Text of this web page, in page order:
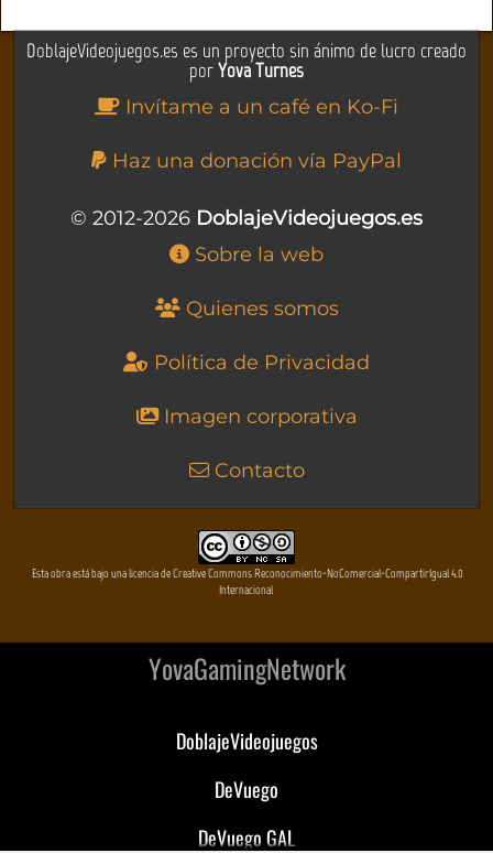
DoblajeVideojuegos.es es un proyecto sin ánimo de lucro creado
porYova Turnes
Invítame a un café en Ko-Fi
Haz una donación vía PayPal
© 2012-2026 DoblajeVideojuegos.es
Sobre la web
Quienes somos
Política de Privacidad
Imagen corporativa
Contacto
Esta obra está bajo una licencia de Creative Commons Reconocimiento-NoComercial-CompartirIgual 4.0
Internacional
YovaGamingNetwork
DoblajeVideojuegos
DeVuego
DeVuego GAL